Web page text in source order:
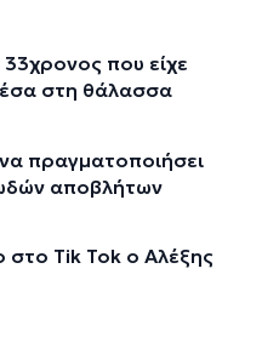
που είχε
στη θάλασσα
πραγματοποιήσει
αποβλήτων
στο Tik Tok ο Αλέξης